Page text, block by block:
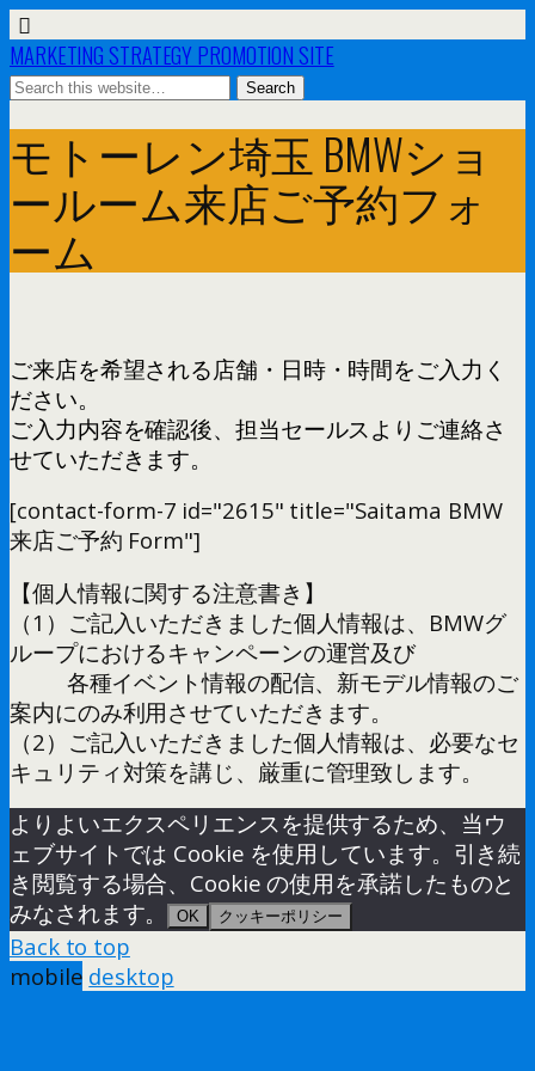
MARKETING STRATEGY PROMOTION SITE
モトーレン埼玉 BMWショ
ールーム来店ご予約フォ
ーム
ご来店を希望される店舗・日時・時間をご入力く
ださい。
ご入力内容を確認後、担当セールスよりご連絡さ
せていただきます。
[contact-form-7 id="2615" title="Saitama BMW
来店ご予約 Form"]
【個人情報に関する注意書き】
（1）ご記入いただきました個人情報は、BMWグ
ループにおけるキャンペーンの運営及び
各種イベント情報の配信、新モデル情報のご
案内にのみ利用させていただきます。
（2）ご記入いただきました個人情報は、必要なセ
キュリティ対策を講じ、厳重に管理致します。
よりよいエクスペリエンスを提供するため、当ウ
ェブサイトでは Cookie を使用しています。引き続
き閲覧する場合、Cookie の使用を承諾したものと
みなされます。 OK クッキーポリシー
Back to top
mobile desktop